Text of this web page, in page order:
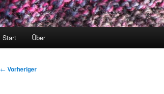
Start Über
Beitragsnavigation
← Vorheriger